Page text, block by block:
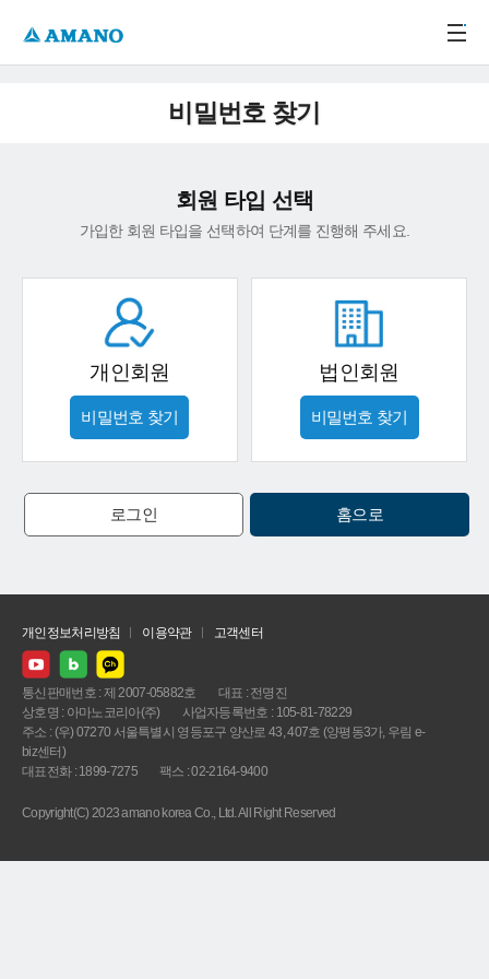
비밀번호 찾기
회원 타입 선택
가입한 회원 타입을 선택하여 단계를 진행해 주세요.
개인회원
비밀번호 찾기
법인회원
비밀번호 찾기
로그인 홈으로
개인정보처리방침 이용약관 고객센터
통신판매번호 : 제 2007-05882호
대표 : 전명진
상호명 : 아마노코리아(주)
사업자등록번호 : 105-81-78229
주소 : (우) 07270 서울특별시 영등포구 양산로 43, 407호 (양평동3가, 우림 e-
biz센터)
대표전화 : 1899-7275
팩스 : 02-2164-9400
Copyright(C) 2023 amano korea Co., Ltd. All Right Reserved